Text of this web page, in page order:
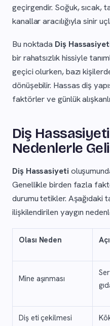
geçirgendir. Soğuk, sıcak,
kanallar aracılığıyla sinir
Bu noktada Diş
bir rahatsızlık hissiyle
geçici olurken, bazı
dönüşebilir. Hassas diş
faktörler ve günlük
Diş
Nedenlerle
Diş Hassasiyeti
Genellikle birden fazla
durumu tetikler. Aşağıdaki
ilişkilendirilen yaygın
Olası Neden
Mine aşınması
Diş eti çekilmesi